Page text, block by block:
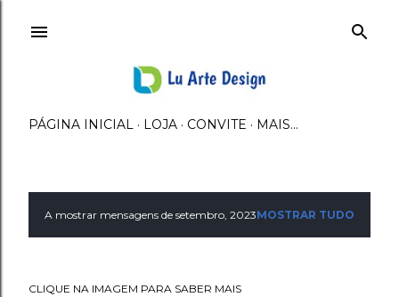
PÁGINA INICIAL LOJA CONVITE MAIS…
MA mostrar mensagens de setembro, 2023MOSTRAR TUDO
CLIQUE NA IMAGEM PARA SABER MAIS